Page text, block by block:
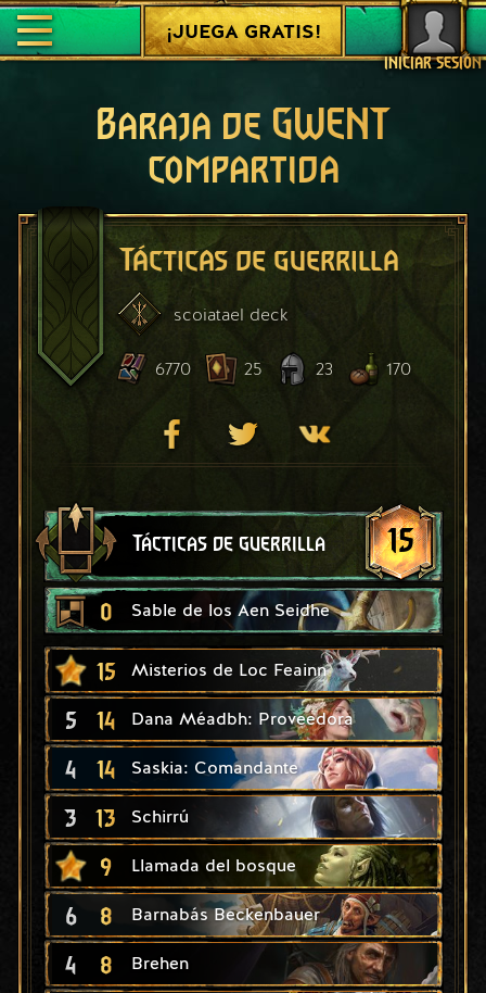
INICIAR SESIÓN
¡JUEGA GRATIS!
Baraja de GWENT
compartida
Tácticas de guerrilla
scoiatael deck
6770 25 23 170
Tácticas de guerrilla 15
0 Sable de los Aen Seidhe
15 Misterios de Loc Feainn
5 14 Dana Méadbh: Proveedora
4 14 Saskia: Comandante
3 13 Schirrú
9 Llamada del bosque
6 8 Barnabás Beckenbauer
4 8 Brehen